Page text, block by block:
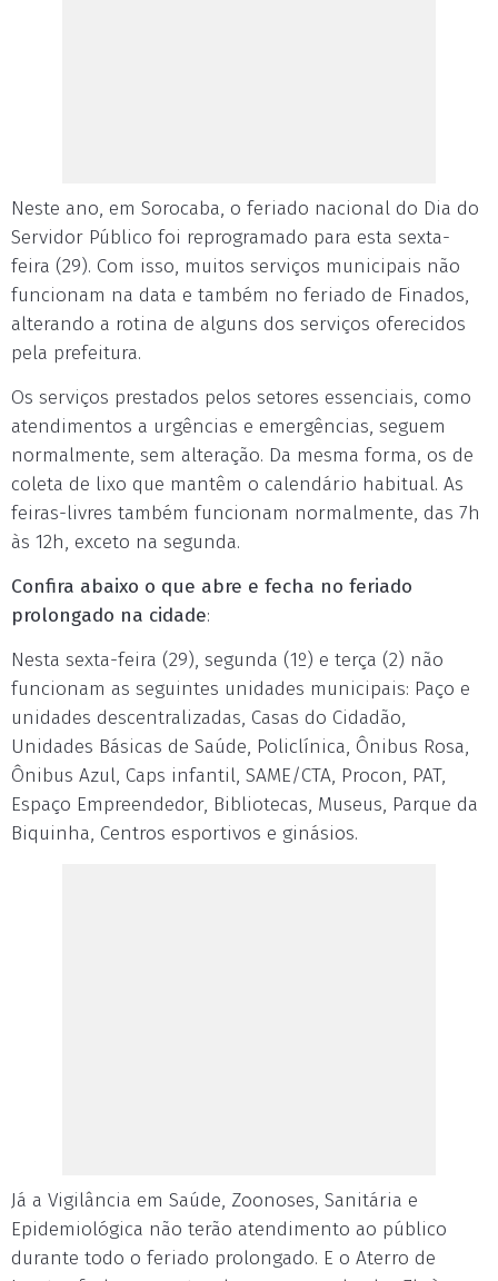
Neste ano, em Sorocaba, o feriado nacional do Dia do
Servidor Público foi reprogramado para esta sexta-
feira (29). Com isso, muitos serviços municipais não
funcionam na data e também no feriado de Finados,
alterando a rotina de alguns dos serviços oferecidos
pela prefeitura.
Os serviços prestados pelos setores essenciais, como
atendimentos a urgências e emergências, seguem
normalmente, sem alteração. Da mesma forma, os de
coleta de lixo que mantêm o calendário habitual. As
feiras-livres também funcionam normalmente, das 7h
às 12h, exceto na segunda.
Confira abaixo o que abre e fecha no feriado
prolongado na cidade:
Nesta sexta-feira (29), segunda (1º) e terça (2) não
funcionam as seguintes unidades municipais: Paço e
unidades descentralizadas, Casas do Cidadão,
Unidades Básicas de Saúde, Policlínica, Ônibus Rosa,
Ônibus Azul, Caps infantil, SAME/CTA, Procon, PAT,
Espaço Empreendedor, Bibliotecas, Museus, Parque da
Biquinha, Centros esportivos e ginásios.
Já a Vigilância em Saúde, Zoonoses, Sanitária e
Epidemiológica não terão atendimento ao público
durante todo o feriado prolongado. E o Aterro de